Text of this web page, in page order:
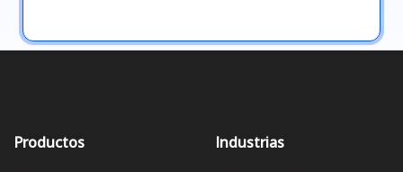
Productos Industrias